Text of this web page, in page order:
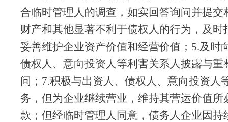
合临时管理人的调查，如实回答询问并提
财产和其他显著不利于债权人的行为，及
妥善维护企业资产价值和经营价值；5.及时
债权人、意向投资人等利害关系人披露与
问；7.积极与出资人、债权人、意向投资
务，但为企业继续营业，维持其营运价值
款；但经临时管理人同意， 债务人企业因持